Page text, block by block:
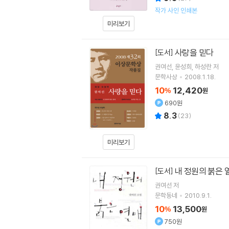
미리보기
작가 사인 인쇄본
미리보기
[도서] 사랑을 믿다
권여선 윤성희 하성란저
문학사상
2008.1.18.
10% 12,420원
690원
8.3(23)
[도서] 내 정원의 붉은
권여선 저
문학동네
2010.9.1.
10% 13,500원
750원